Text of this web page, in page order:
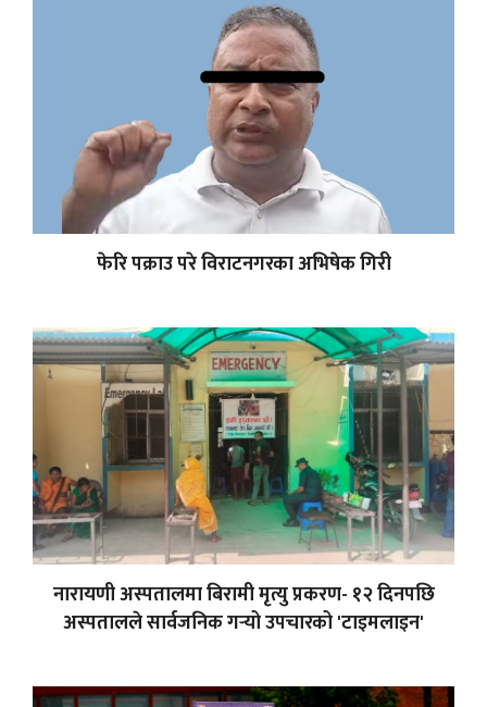
फेरि पक्राउ परे विराटनगरका अभिषेक गिरी
नारायणी अस्पतालमा बिरामी मृत्यु प्रकरण- १२ दिनपछि
अस्पतालले सार्वजनिक गर्‍यो उपचारको 'टाइमलाइन'